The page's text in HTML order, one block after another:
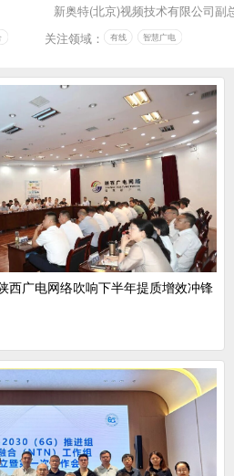
新奥特(北京)视频技术有限公司副
关注领域：
有线 智慧广电
西广电网络吹响下半年提质增效冲锋